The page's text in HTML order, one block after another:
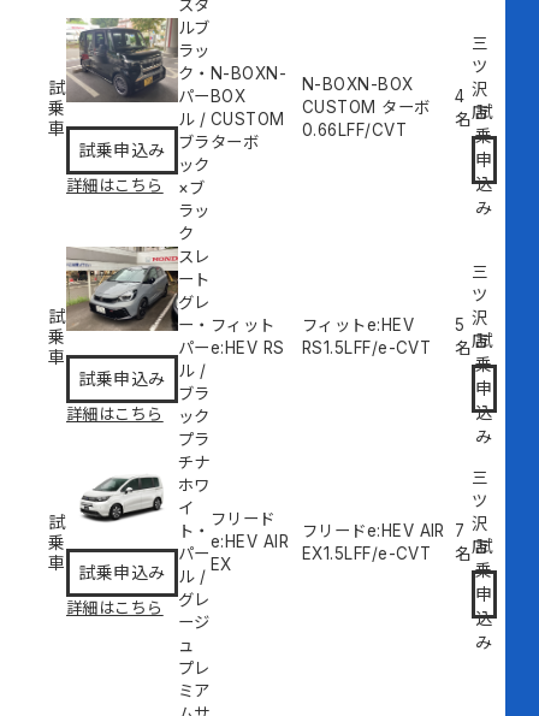
試
乗
車
試乗申込み
詳細はこちら
スタ
ルブ
ラッ
ク・
パー
ル/
ブラ
ック
×ブ
ラッ
ク
N-BOXN-
BOX
CUSTOM
ターボ
N-BOXN-BOX
CUSTOM ターボ
0.66LFF/CVT
4
名
三
ツ
沢
店
試
乗
申
込
み
試
乗
車
試乗申込み
詳細はこちら
スレ
ート
グレ
ー・
パー
ル/
ブラ
ック
フィット
e:HEV RS
フィットe:HEV
RS1.5LFF/e-CVT
5
名
三
ツ
沢
店
試
乗
申
込
み
試
乗
車
試乗申込み
詳細はこちら
プラ
チナ
ホワ
イ
ト・
パー
ル/
グレ
ージ
ュ
フリード
e:HEV AIR
EX
フリードe:HEV AIR
EX1.5LFF/e-CVT
7
名
三
ツ
沢
店
試
乗
申
込
み
プレ
ミア